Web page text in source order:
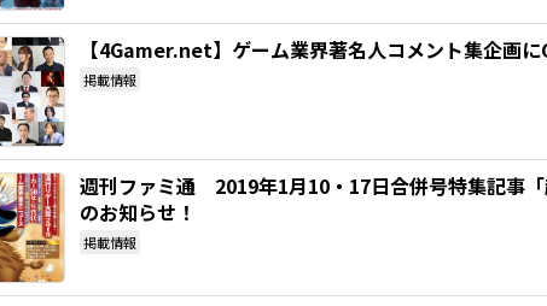
【4Gamer.net】ゲーム業界著名人コメント集企画
掲載情報
週刊ファミ通 2019年1月10・17日合併号特集記事
のお知らせ！
掲載情報